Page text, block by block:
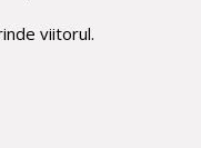
viitorul.